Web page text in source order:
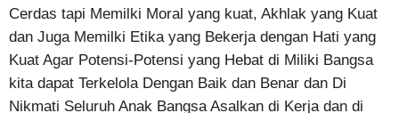
Cerdas tapi Memilki Moral yang kuat, Akhlak yang Kuat
dan Juga Memilki Etika yang Bekerja dengan Hati yang
Kuat Agar Potensi-Potensi yang Hebat di Miliki Bangsa
kita dapat Terkelola Dengan Baik dan Benar dan Di
Nikmati Seluruh Anak Bangsa Asalkan di Kerja dan di